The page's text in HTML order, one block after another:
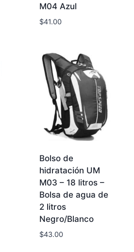
M04 Azul
$41.00
Bolso de
hidratación UM
M03 – 18 litros –
Bolsa de agua de
2 litros
Negro/Blanco
$43.00